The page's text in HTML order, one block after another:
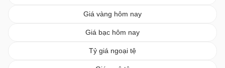
Giá vàng hôm nay
Giá bạc hôm nay
Tỷ giá ngoại tệ